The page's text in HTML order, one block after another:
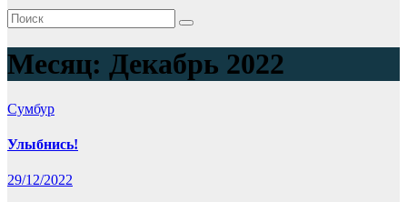
Месяц: Декабрь 2022
Сумбур
Улыбнись!
29/12/2022